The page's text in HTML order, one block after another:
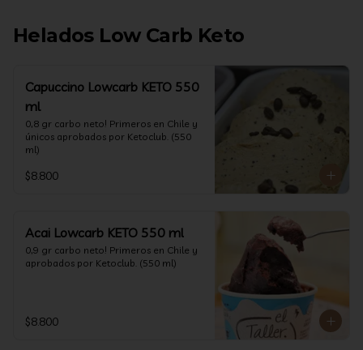
Helados Low Carb Keto
Capuccino Lowcarb KETO 550
ml
0,8 gr carbo neto! Primeros en Chile y
únicos aprobados por Ketoclub. (550
ml)
$8.800
Acai Lowcarb KETO 550 ml
0,9 gr carbo neto! Primeros en Chile y
aprobados por Ketoclub. (550 ml)
$8.800